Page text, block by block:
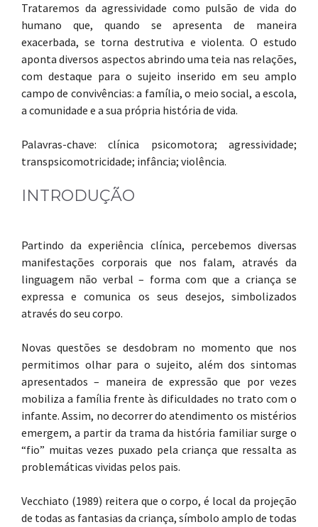
Trataremos da agressividade como pulsão de vida do
humano que, quando se apresenta de maneira
exacerbada, se torna destrutiva e violenta. O estudo
aponta diversos aspectos abrindo uma teia nas relações,
com destaque para o sujeito inserido em seu amplo
campo de convivências: a família, o meio social, a escola,
a comunidade e a sua própria história de vida.
Palavras-chave: clínica psicomotora; agressividade;
transpsicomotricidade; infância; violência.
INTRODUÇÃO
Partindo da experiência clínica, percebemos diversas
manifestações corporais que nos falam, através da
linguagem não verbal – forma com que a criança se
expressa e comunica os seus desejos, simbolizados
através do seu corpo.
Novas questões se desdobram no momento que nos
permitimos olhar para o sujeito, além dos sintomas
apresentados – maneira de expressão que por vezes
mobiliza a família frente às dificuldades no trato com o
infante. Assim, no decorrer do atendimento os mistérios
emergem, a partir da trama da história familiar surge o
“fio” muitas vezes puxado pela criança que ressalta as
problemáticas vividas pelos pais.
Vecchiato (1989) reitera que o corpo, é local da projeção
de todas as fantasias da criança, símbolo amplo de todas